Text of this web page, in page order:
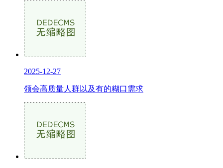
2025-12-27
领会高质量人群以及有的糊口需求